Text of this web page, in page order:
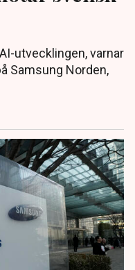
utvecklingen, varnar
Samsung Norden,